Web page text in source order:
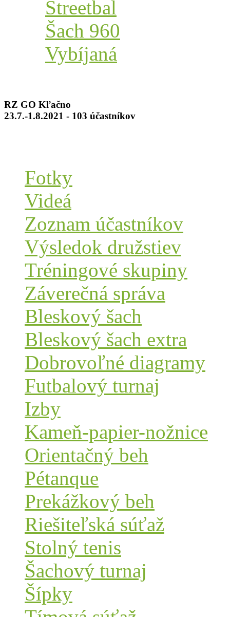
Streetbal
Šach 960
Vybíjaná
RZ GO Kľačno
23.7.-1.8.2021 - 103 účastníkov
Fotky
Videá
Zoznam účastníkov
Výsledok družstiev
Tréningové skupiny
Záverečná správa
Bleskový šach
Bleskový šach extra
Dobrovoľné diagramy
Futbalový turnaj
Izby
Kameň-papier-nožnice
Orientačný beh
Pétanque
Prekážkový beh
Riešiteľská súťaž
Stolný tenis
Šachový turnaj
Šípky